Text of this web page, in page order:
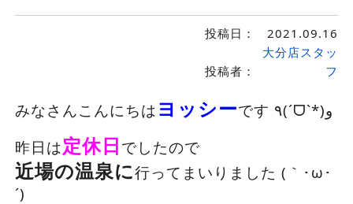
投稿日： 2021.09.16
投稿者：
大分店スタッ
フ
みなさんこんにちは ヨッシー
です ٩(ˊᗜˋ*)و
昨日は定休日 でしたので
近場の温泉に行ってまいりました (｀･ω･
´)ゞ